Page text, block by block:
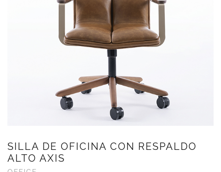
SILLA DE OFICINA CON RESPALDO
ALTO AXIS